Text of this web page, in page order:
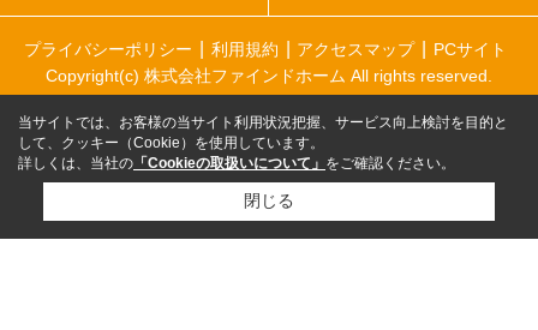
プライバシーポリシー 利用規約 アクセスマップ
PCサイト
Copyright(c) 株式会社ファインドホーム All rights reserved.
当サイトでは、お客様の当サイト利用状況把握、サービス向上検討を目的と
して、クッキー（Cookie）を使用しています。
詳しくは、当社の 「Cookieの取扱いについて」 をご確認ください。
閉じる